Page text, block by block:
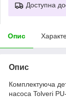
Доступна
Опис
Опис
Комплектуюча
насоса Tolveri